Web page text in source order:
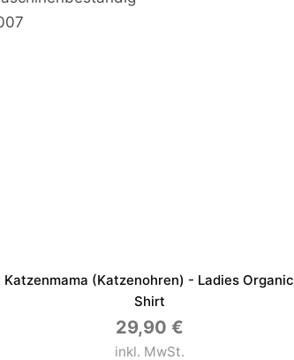
Katzenmama (Katzenohren) - Ladies Organic
Shirt
29,90 €
inkl. MwSt.